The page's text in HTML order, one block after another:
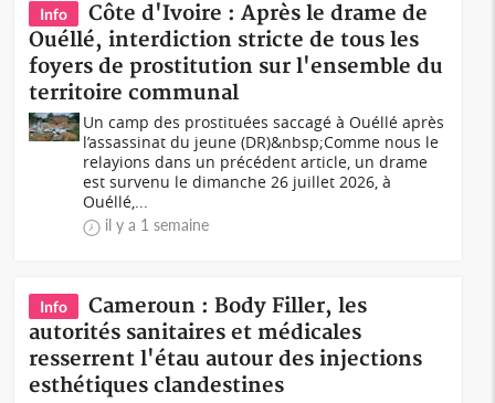
Info
Côte d'Ivoire : Après le drame de
Ouéllé, interdiction stricte de tous les
foyers de prostitution sur l'ensemble du
territoire communal
Un camp des prostituées saccagé à Ouéllé après
l’assassinat du jeune (DR)&nbsp;Comme nous le
relayions dans un précédent article, un drame
est survenu le dimanche 26 juillet 2026, à
Ouéllé,...
il y a 1 semaine
Info
Cameroun : Body Filler, les
autorités sanitaires et médicales
resserrent l'étau autour des injections
esthétiques clandestines